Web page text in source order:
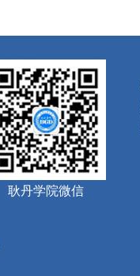
耿丹学院微信